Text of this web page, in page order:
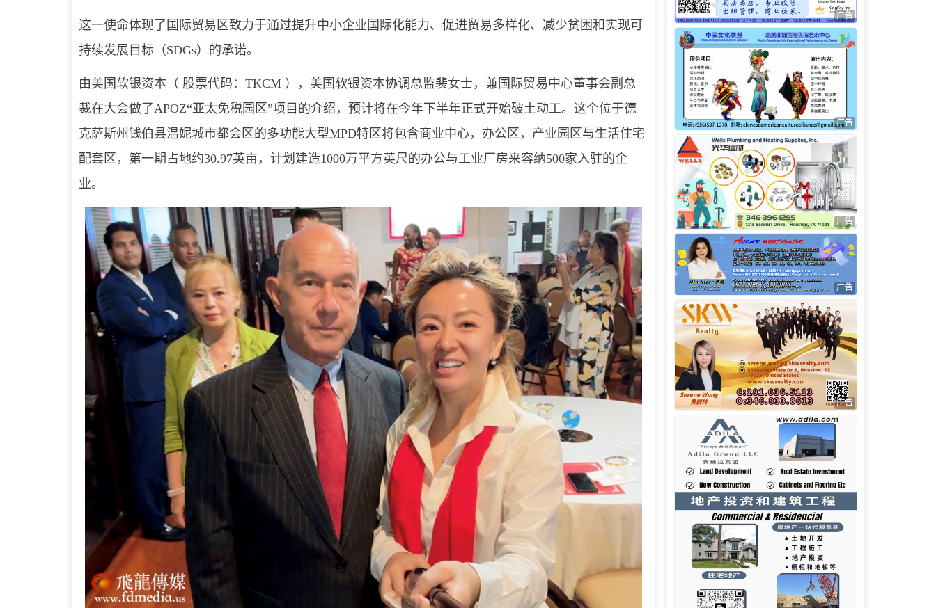
这一使命体现了国际贸易区致力于通过提升中小企业国际化能力、促进贸易多样化、减少贫困和实现可
持续发展目标（SDGs）的承诺。
由美国软银资本（ 股票代码：TKCM ），美国软银资本协调总监裴女士，兼国际贸易中心董事会副总
裁在大会做了APOZ“亚太免税园区”项目的介绍，预计将在今年下半年正式开始破土动工。这个位于德
克萨斯州钱伯县温妮城市都会区的多功能大型MPD特区将包含商业中心，办公区，产业园区与生活住宅
配套区，第一期占地约30.97英亩，计划建造1000万平方英尺的办公与工业厂房来容纳500家入驻的企
业。
广告
广告
广告
广告
广告